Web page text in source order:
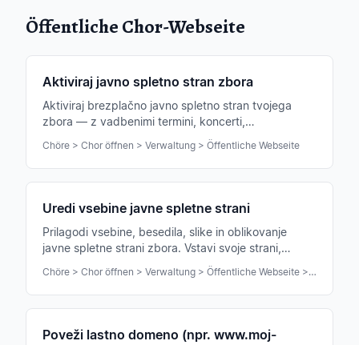
Öffentliche Chor-Webseite
Aktiviraj javno spletno stran zbora
Aktiviraj brezplačno javno spletno stran tvojega
zbora — z vadbenimi termini, koncerti,
predsedstvom in kontaktnim obrazcem. Lastna
pod-domena vključena.
Chöre > Chor öffnen > Verwaltung > Öffentliche Webseite
Uredi vsebine javne spletne strani
Prilagodi vsebine, besedila, slike in oblikovanje
javne spletne strani zbora. Vstavi svoje strani,
Chöre > Chor öffnen > Verwaltung > Öffentliche Webseite > Bearbeiten
Poveži lastno domeno (npr. www.moj-